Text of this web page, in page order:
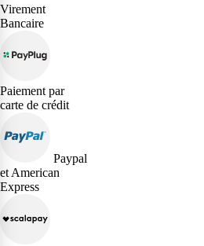
Virement
Bancaire
Paiement par
carte de crédit
Paypal
et American
Express